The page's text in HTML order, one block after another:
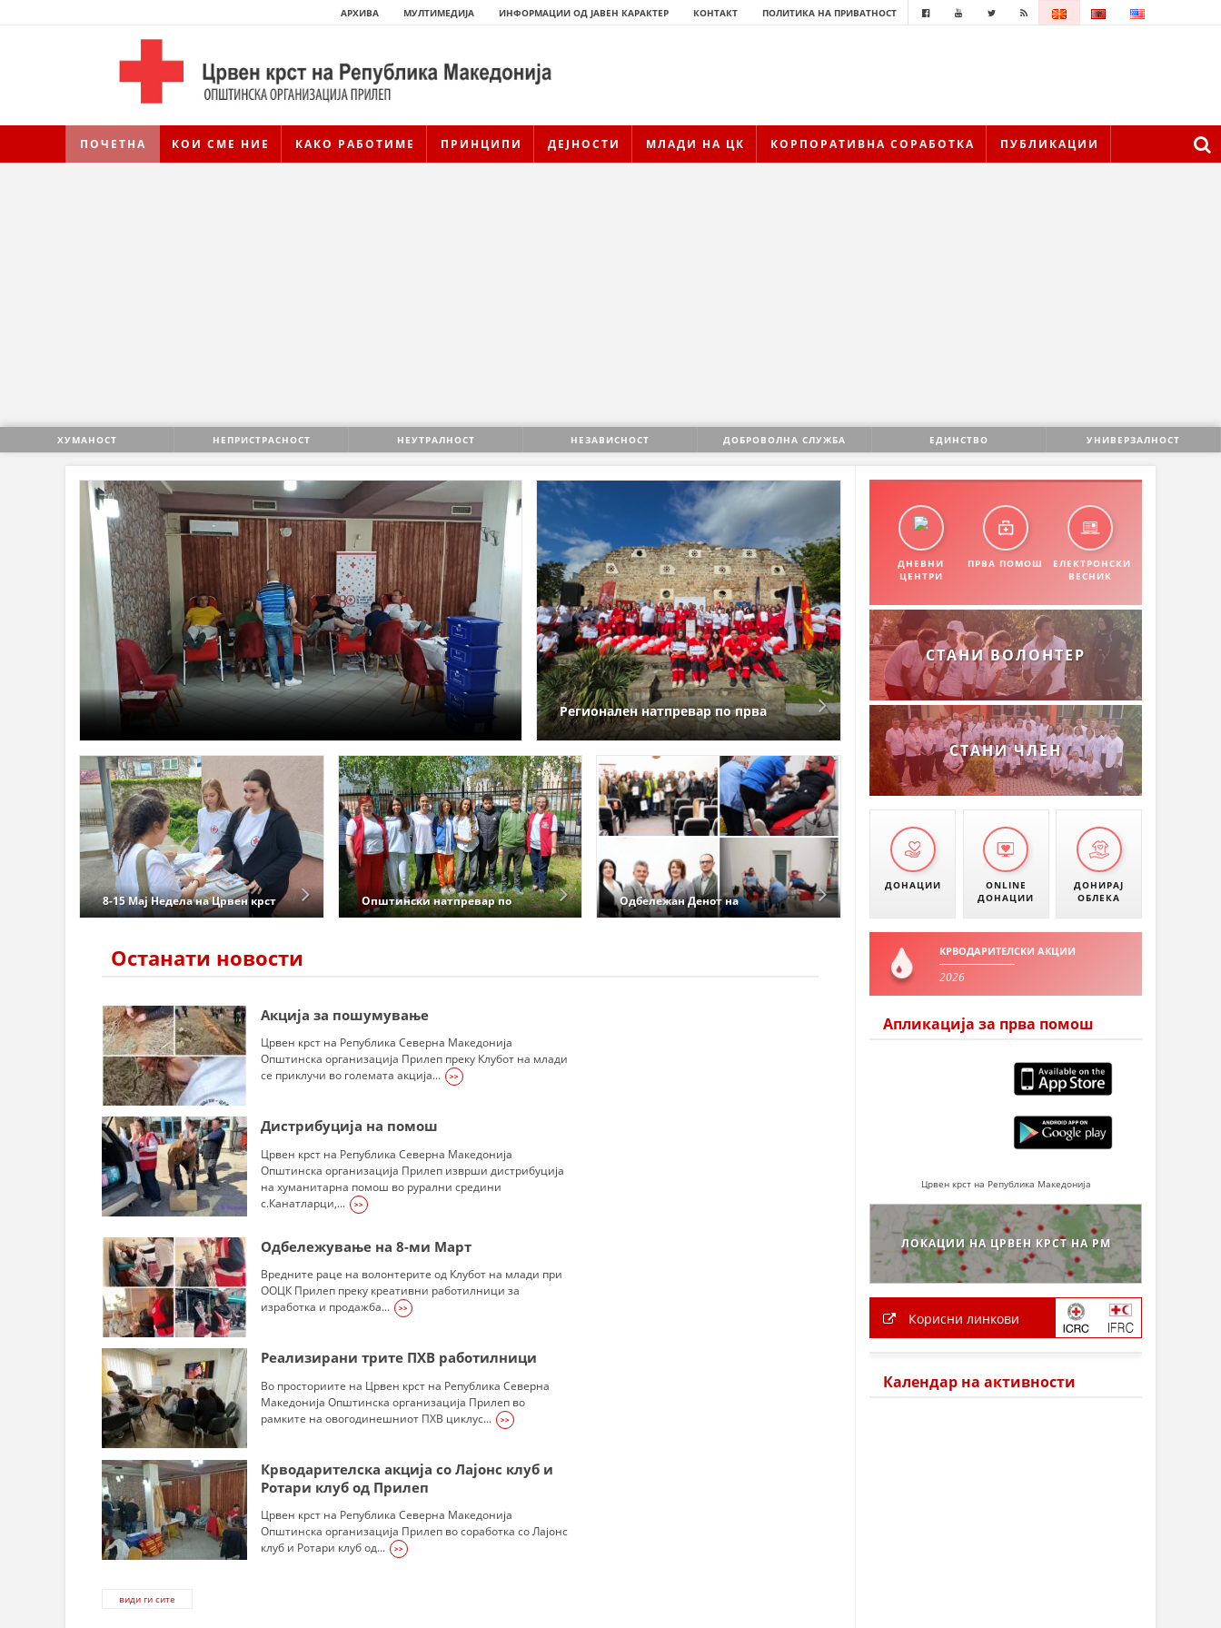
АРХИВА МУЛТИМЕДИЈА ИНФОРМАЦИИ ОД ЈАВЕН КАРАКТЕР КОНТАКТ ПОЛИТИКА НА ПРИВАТНОСТ
ПОЧЕТНА КОИ СМЕ НИЕ КАКО РАБОТИМЕ ПРИНЦИПИ ДЕЈНОСТИ МЛАДИ НА ЦК КОРПОРАТИВНА СОРАБОТКА ПУБЛИКАЦИИ
КОНТАКТ ИНФОРМАЦИИ
ЧЛЕНСТВО ВО ПРОФЕСИОНАЛНИ ТЕЛА
ЗАКОН ЗА ЦКРМ
СТАТУТ НА ЦКРМ
ОРГАНИЗАЦИЈА И РАЗВОЈ
РАКОВОДЕН ОДБОР
СОБРАНИЕ
СТРУКТУРА И ОРГАНИЗАЦИОНА ПОСТАВЕНОСТ
ДИСЕМИНАЦИЈА
MЕЃУНАРОДНО ХУМАНИТАРНО ПРАВО
ПРОМОЦИЈА НА ХУМАНИ ВРЕДНОСТИ
ПОДГОТВЕНОСТ И ДЕЈСТВО ПРИ КАТАСТРОФИ
ОДНОСИ СО ЈАВНОСТ
ЗДРАВСТВЕНО ПРЕВЕНТИВНА ДЕЈНОСТ
МЕНАЏМЕНТ НА ВОЛОНТЕРИ
ХУМАНОСТ НЕПРИСТРАСНОСТ НЕУТРАЛНОСТ НЕЗАВИСНОСТ ДОБРОВОЛНА СЛУЖБА ЕДИНСТВО УНИВЕРЗАЛНОСТ
Регионален натпревар по прва
помош – Регион 1
8-15 Мај Недела на Црвен крст
на Република Северна
Општински натпревар по
прва помош
Одбележан Денот на
крводарителството во РСМ
Останати новости
Акција за пошумување
Црвен крст на Република Северна Македонија
Општинска организација Прилеп преку Клубот на млади
се приклучи во големата акција...
>>
Дистрибуција на помош
Црвен крст на Република Северна Македонија
Општинска организација Прилеп изврши дистрибуција
на хуманитарна помош во рурални средини
с.Канатларци,...
>>
Одбележување на 8-ми Март
Вредните раце на волонтерите од Клубот на млади при
ООЦК Прилеп преку креативни работилници за
изработка и продажба...
>>
Реализирани трите ПХВ работилници
Во просториите на Црвен крст на Република Северна
Македонија Општинска организација Прилеп во
рамките на овогодинешниот ПХВ циклус...
>>
Крводарителска акција со Лајонс клуб и
Ротари клуб од Прилеп
Црвен крст на Република Северна Македонија
Општинска организација Прилеп во соработка со Лајонс
клуб и Ротари клуб од...
>>
види ги сите
ДНЕВНИ
ЦЕНТРИ
ПРВА ПОМОШ
ЕЛЕКТРОНСКИ
ВЕСНИК
СТАНИ ВОЛОНТЕР
СТАНИ ЧЛЕН
ДОНАЦИИ
ONLINE
ДОНАЦИИ
ДОНИРАЈ
ОБЛЕКА
КРВОДАРИТЕЛСКИ АКЦИИ
2026
Апликација за прва помош
Црвен крст на Република Македонија
ЛОКАЦИИ НА ЦРВЕН КРСТ НА РМ
Корисни линкови
Календар на активности